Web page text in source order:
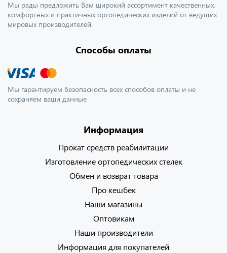
Мы рады предложить Вам широкий ассортимент качественных,
комфортных и практичных ортопедических изделий от ведущих
мировых производителей.
Способы оплаты
Мы гарантируем безопасность всех способов оплаты и не
сохраняем ваши данные
Информация
Прокат средств реабилитации
Изготовление ортопедических стелек
Обмен и возврат товара
Про кешбек
Наши магазины
Оптовикам
Наши производители
Информация для покупателей